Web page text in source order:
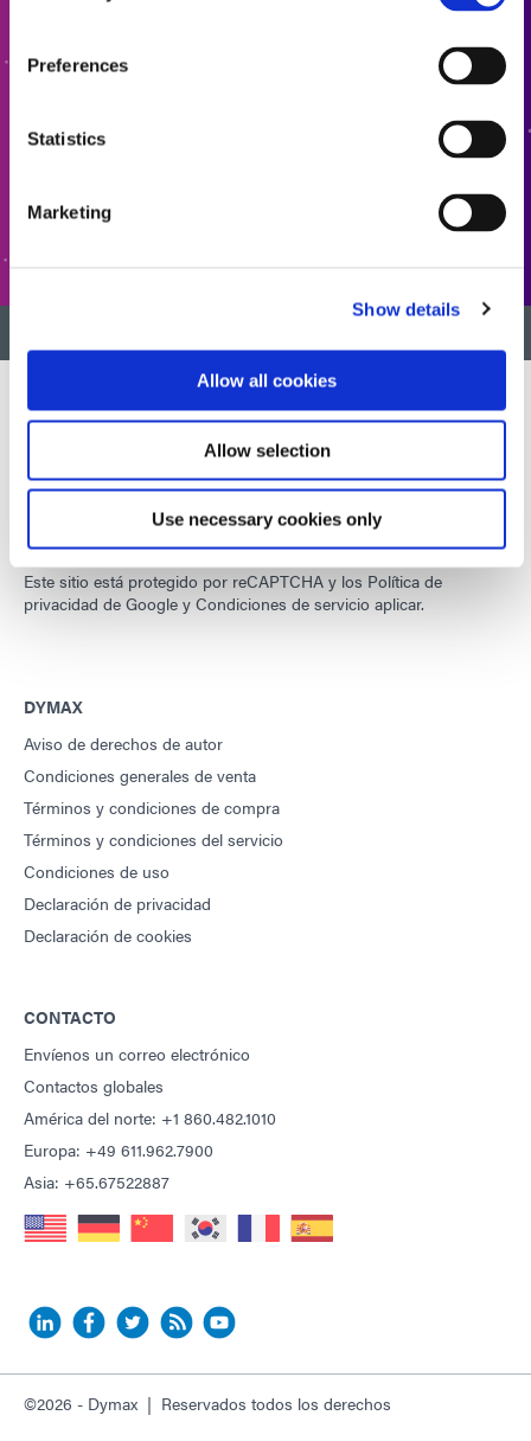
Preferences
Statistics
Marketing
Show details
Allow all cookies
Allow selection
Use necessary cookies only
¿Quiere saber más o tiene alguna pregunta? Queremos
Desarrollo de materiales innovadores, rápidos y curables con luz,
equipos de dispensación y sistemas de curado con luz UV/LED
para mejorar drásticamente la eficiencia de fabricación.
Este sitio está protegido por reCAPTCHA y los Política de
privacidad de Google y Condiciones de servicio aplicar.
DYMAX
Aviso de derechos de autor
Condiciones generales de venta
Términos y condiciones de compra
Términos y condiciones del servicio
Condiciones de uso
Declaración de privacidad
Declaración de cookies
CONTACTO
Envíenos un correo electrónico
Contactos globales
América del norte: +1 860.482.1010
Europa: +49 611.962.7900
Asia: +65.67522887
©2026 - Dymax | Reservados todos los derechos